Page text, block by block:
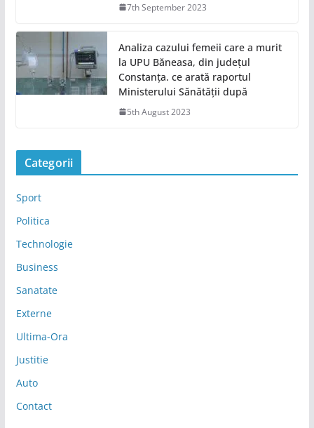
7th September 2023
Analiza cazului femeii care a murit
la UPU Băneasa, din județul
Constanța. ce arată raportul
Ministerului Sănătății după
5th August 2023
Categorii
Sport
Politica
Technologie
Business
Sanatate
Externe
Ultima-Ora
Justitie
Auto
Contact